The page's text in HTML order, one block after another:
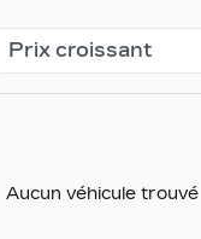
Aucun véhicule trouvé